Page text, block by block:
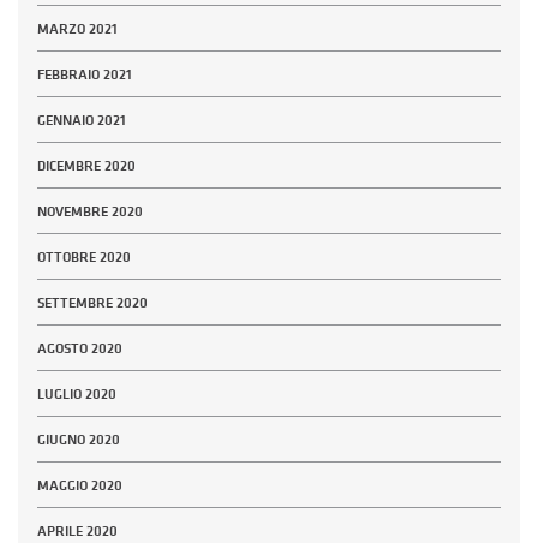
MARZO 2021
FEBBRAIO 2021
GENNAIO 2021
DICEMBRE 2020
NOVEMBRE 2020
OTTOBRE 2020
SETTEMBRE 2020
AGOSTO 2020
LUGLIO 2020
GIUGNO 2020
MAGGIO 2020
APRILE 2020